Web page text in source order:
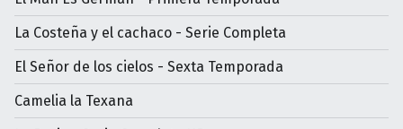
La Costeña y el cachaco - Serie Completa
El Señor de los cielos - Sexta Temporada
Camelia la Texana